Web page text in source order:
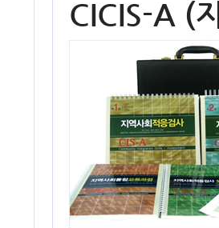
CICIS-A (